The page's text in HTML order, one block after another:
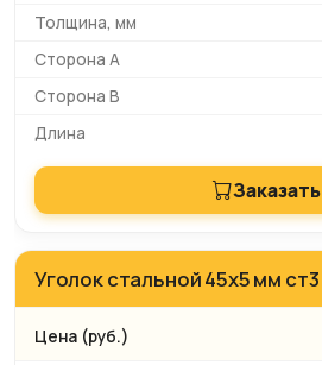
Заказать
Уголок стальной 45х5 мм ст3